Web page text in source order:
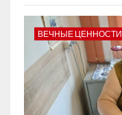
ВЕЧНЫЕ ЦЕННОСТИ